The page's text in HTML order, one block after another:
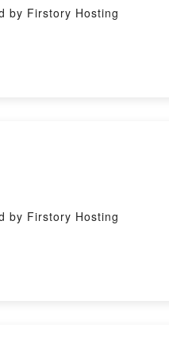
by Firstory Hosting
by Firstory Hosting